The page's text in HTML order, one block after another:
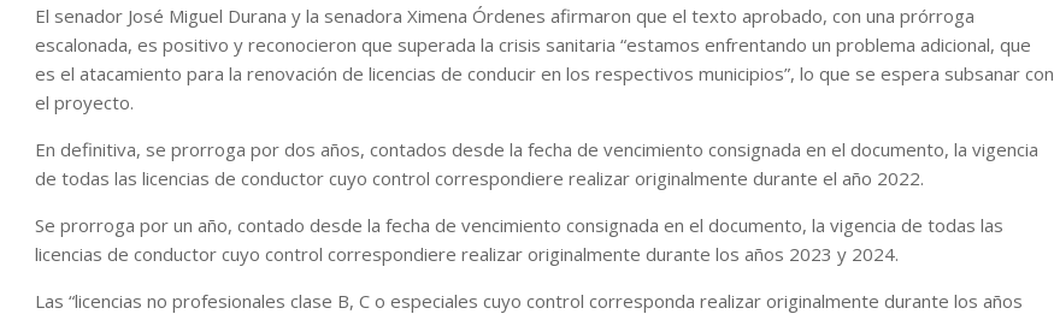
El senador José Miguel Durana y la senadora Ximena Órdenes afirmaron que el texto aprobado, con una prórroga
escalonada, es positivo y reconocieron que superada la crisis sanitaria “estamos enfrentando un problema adicional, que
es el atacamiento para la renovación de licencias de conducir en los respectivos municipios”, lo que se espera subsanar con
el proyecto.
En definitiva, se prorroga por dos años, contados desde la fecha de vencimiento consignada en el documento, la vigencia
de todas las licencias de conductor cuyo control correspondiere realizar originalmente durante el año 2022.
Se prorroga por un año, contado desde la fecha de vencimiento consignada en el documento, la vigencia de todas las
licencias de conductor cuyo control correspondiere realizar originalmente durante los años 2023 y 2024.
Las “licencias no profesionales clase B, C o especiales cuyo control corresponda realizar originalmente durante los años